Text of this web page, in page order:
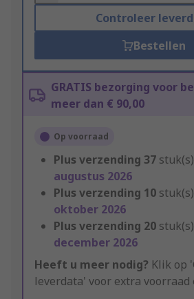
Controleer
Bestellen
GRATIS bezorging voor
meer dan € 90,00
Op voorraad
Plus verzending 37
augustus 2026
Plus verzending 10
oktober 2026
Plus verzending 20
december 2026
Heeft u meer nodig? Klik op
leverdata' voor extra